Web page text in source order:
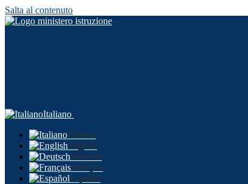
Salta al contenuto
Italiano
Italiano
English
Deutsch
Français
Español